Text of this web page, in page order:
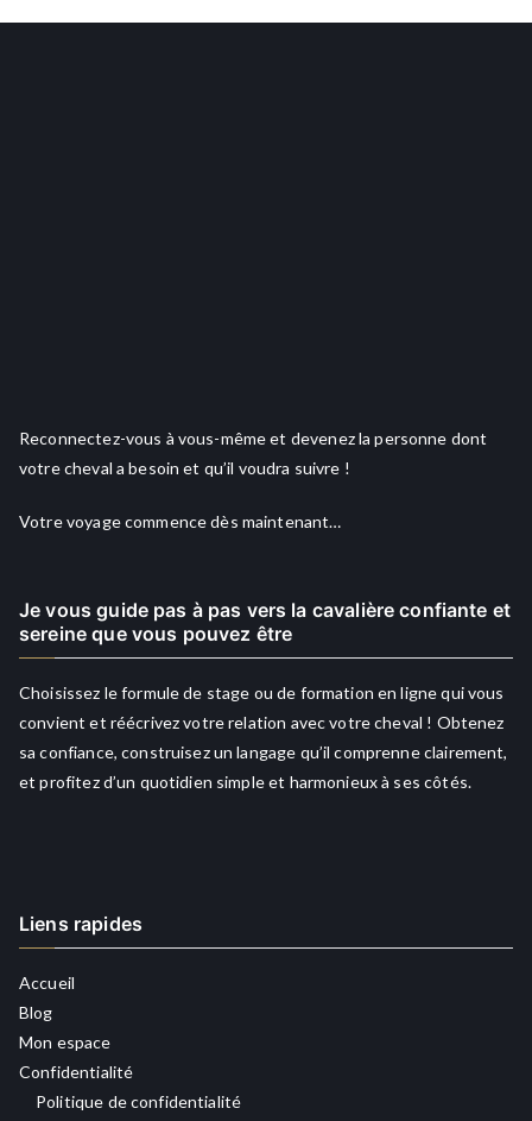
Reconnectez-vous à vous-même et devenez la personne dont
votre cheval a besoin et qu’il voudra suivre !
Votre voyage commence dès maintenant…
Je vous guide pas à pas vers la cavalière confiante et
sereine que vous pouvez être
Choisissez le formule de stage ou de formation en ligne qui vous
convient et réécrivez votre relation avec votre cheval ! Obtenez
sa confiance, construisez un langage qu’il comprenne clairement,
et profitez d’un quotidien simple et harmonieux à ses côtés.
Liens rapides
Accueil
Blog
Mon espace
Confidentialité
Politique de confidentialité